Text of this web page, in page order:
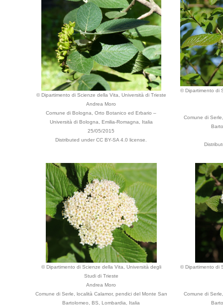
© Dipartimento di Scienze della Vita, Università di Trieste
Andrea Moro
Comune di Bologna, Orto Botanico ed Erbario –
Università di Bologna, Emilia-Romagna, Italia
25/05/2015
Distributed under CC BY-SA 4.0 license.
© Dipartimento di
Comune di
© Dipartimento di Scienze della Vita, Università degli
Studi di Trieste
Andrea Moro
Comune di Serle, località Calamor, pendici del Monte San
Bartolomeo, BS, Lombardia, Italia
© Dipartimento di
Comune di